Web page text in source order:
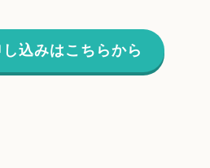
込みはこちらから